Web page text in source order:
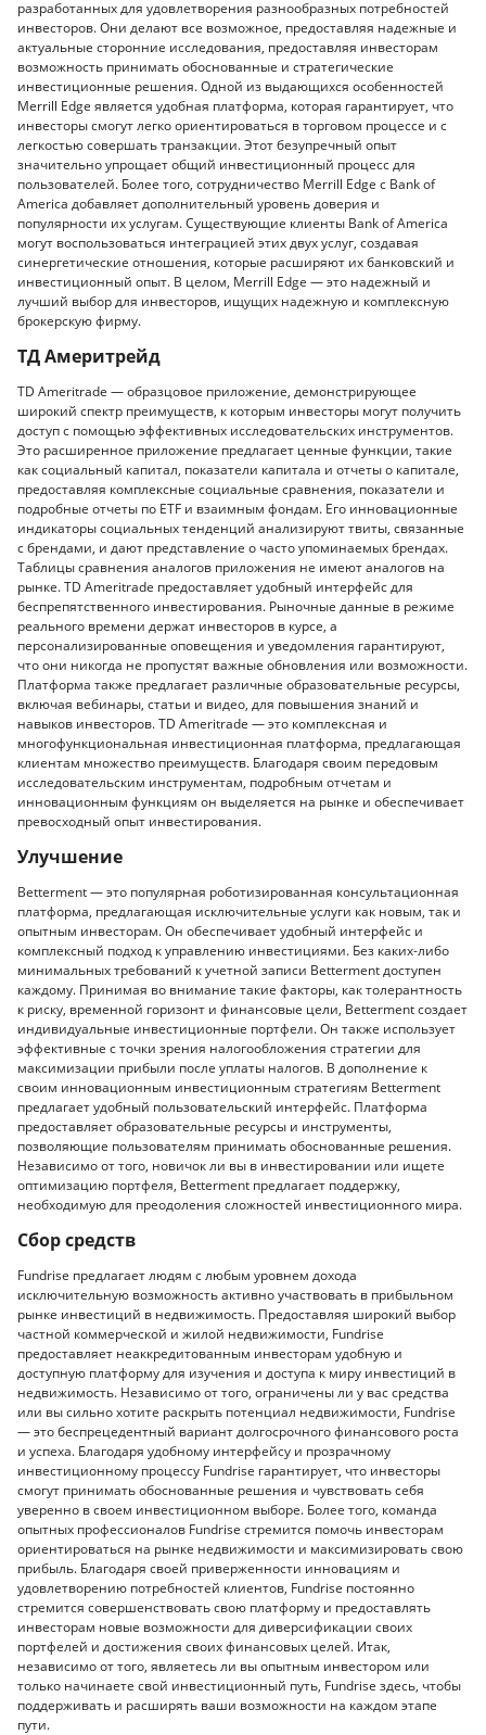
разработанных для удовлетворения разнообразных потребностей
инвесторов. Они делают все возможное, предоставляя надежные и
актуальные сторонние исследования, предоставляя инвесторам
возможность принимать обоснованные и стратегические
инвестиционные решения. Одной из выдающихся особенностей
Merrill Edge является удобная платформа, которая гарантирует, что
инвесторы смогут легко ориентироваться в торговом процессе и с
легкостью совершать транзакции. Этот безупречный опыт
значительно упрощает общий инвестиционный процесс для
пользователей. Более того, сотрудничество Merrill Edge с Bank of
America добавляет дополнительный уровень доверия и
популярности их услугам. Существующие клиенты Bank of America
могут воспользоваться интеграцией этих двух услуг, создавая
синергетические отношения, которые расширяют их банковский и
инвестиционный опыт. В целом, Merrill Edge — это надежный и
лучший выбор для инвесторов, ищущих надежную и комплексную
брокерскую фирму.
ТД Америтрейд
TD Ameritrade — образцовое приложение, демонстрирующее
широкий спектр преимуществ, к которым инвесторы могут получить
доступ с помощью эффективных исследовательских инструментов.
Это расширенное приложение предлагает ценные функции, такие
как социальный капитал, показатели капитала и отчеты о капитале,
предоставляя комплексные социальные сравнения, показатели и
подробные отчеты по ETF и взаимным фондам. Его инновационные
индикаторы социальных тенденций анализируют твиты, связанные
с брендами, и дают представление о часто упоминаемых брендах.
Таблицы сравнения аналогов приложения не имеют аналогов на
рынке. TD Ameritrade предоставляет удобный интерфейс для
беспрепятственного инвестирования. Рыночные данные в режиме
реального времени держат инвесторов в курсе, а
персонализированные оповещения и уведомления гарантируют,
что они никогда не пропустят важные обновления или возможности.
Платформа также предлагает различные образовательные ресурсы,
включая вебинары, статьи и видео, для повышения знаний и
навыков инвесторов. TD Ameritrade — это комплексная и
многофункциональная инвестиционная платформа, предлагающая
клиентам множество преимуществ. Благодаря своим передовым
исследовательским инструментам, подробным отчетам и
инновационным функциям он выделяется на рынке и обеспечивает
превосходный опыт инвестирования.
Улучшение
Betterment — это популярная роботизированная консультационная
платформа, предлагающая исключительные услуги как новым, так и
опытным инвесторам. Он обеспечивает удобный интерфейс и
комплексный подход к управлению инвестициями. Без каких-либо
минимальных требований к учетной записи Betterment доступен
каждому. Принимая во внимание такие факторы, как толерантность
к риску, временной горизонт и финансовые цели, Betterment создает
индивидуальные инвестиционные портфели. Он также использует
эффективные с точки зрения налогообложения стратегии для
максимизации прибыли после уплаты налогов. В дополнение к
своим инновационным инвестиционным стратегиям Betterment
предлагает удобный пользовательский интерфейс. Платформа
предоставляет образовательные ресурсы и инструменты,
позволяющие пользователям принимать обоснованные решения.
Независимо от того, новичок ли вы в инвестировании или ищете
оптимизацию портфеля, Betterment предлагает поддержку,
необходимую для преодоления сложностей инвестиционного мира.
Сбор средств
Fundrise предлагает людям с любым уровнем дохода
исключительную возможность активно участвовать в прибыльном
рынке инвестиций в недвижимость. Предоставляя широкий выбор
частной коммерческой и жилой недвижимости, Fundrise
предоставляет неаккредитованным инвесторам удобную и
доступную платформу для изучения и доступа к миру инвестиций в
недвижимость. Независимо от того, ограничены ли у вас средства
или вы сильно хотите раскрыть потенциал недвижимости, Fundrise
— это беспрецедентный вариант долгосрочного финансового роста
и успеха. Благодаря удобному интерфейсу и прозрачному
инвестиционному процессу Fundrise гарантирует, что инвесторы
смогут принимать обоснованные решения и чувствовать себя
уверенно в своем инвестиционном выборе. Более того, команда
опытных профессионалов Fundrise стремится помочь инвесторам
ориентироваться на рынке недвижимости и максимизировать свою
прибыль. Благодаря своей приверженности инновациям и
удовлетворению потребностей клиентов, Fundrise постоянно
стремится совершенствовать свою платформу и предоставлять
инвесторам новые возможности для диверсификации своих
портфелей и достижения своих финансовых целей. Итак,
независимо от того, являетесь ли вы опытным инвестором или
только начинаете свой инвестиционный путь, Fundrise здесь, чтобы
поддерживать и расширять ваши возможности на каждом этапе
пути.